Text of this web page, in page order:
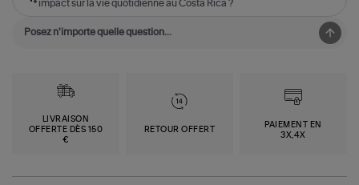
impact sur la vie quotidienne au Costa Rica ?
LIVRAISON
OFFERTE DÈS 150
€
RETOUR OFFERT
PAIEMENT EN
3X,4X